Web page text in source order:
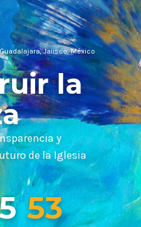
Jalisco, México
la
y
de la Iglesia
51